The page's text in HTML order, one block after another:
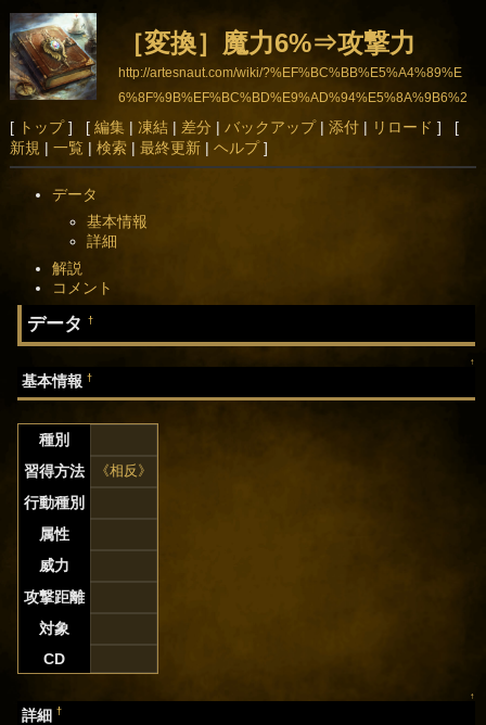
［変換］魔力6%⇒攻撃力
http://artesnaut.com/wiki/?%EF%BC%BB%E5%A4%89%E
6%8F%9B%EF%BC%BD%E9%AD%94%E5%8A%9B6%2
5%E2%87%92%E6%94%BB%E6%92%83%E5%8A%9B
[ トップ] [ 編集| 凍結| 差分 | バックアップ| 添付| リロード ] [
新規 | 一覧 | 検索| 最終更新| ヘルプ]
データ
基本情報
詳細
解説
コメント
データ†
↑
基本情報†
種別
習得方法
《相反》
行動種別
属性
威力
攻撃距離
対象
CD
↑
詳細†